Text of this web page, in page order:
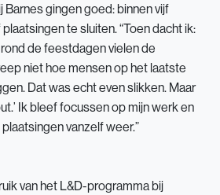
gingen goed: binnen vijf
te sluiten. “Toen dacht ik:
de feestdagen vielen de
niet hoe mensen op het laatste
Dat was echt even slikken. Maar
Ik bleef focussen op mijn werk en
vanzelf weer.”
van het L&D-programma bij